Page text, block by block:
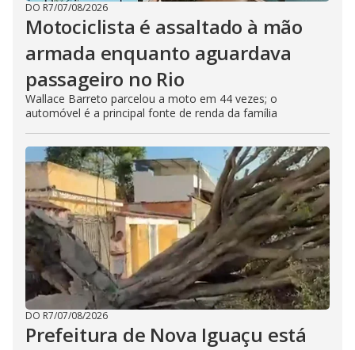
DO R7/07/08/2026
Motociclista é assaltado à mão
armada enquanto aguardava
passageiro no Rio
Wallace Barreto parcelou a moto em 44 vezes; o
automóvel é a principal fonte de renda da família
DO R7/07/08/2026
Prefeitura de Nova Iguaçu está